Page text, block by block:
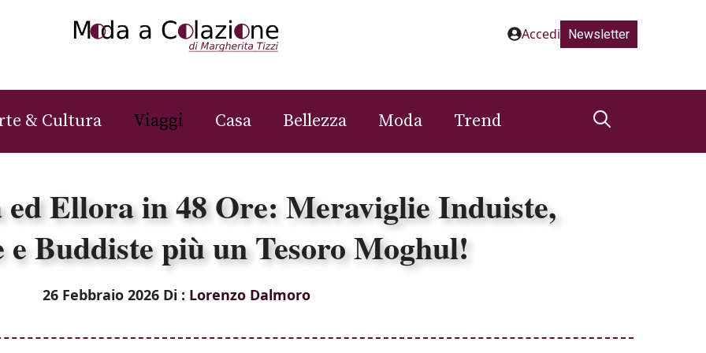
Accedi Newsletter
& Cultura Viaggi Casa Bellezza Moda Trend
Ellora in 48 Ore: Meraviglie Induiste,
e Buddiste più un Tesoro Moghul!
26 Febbraio 2026 Di : Lorenzo Dalmoro